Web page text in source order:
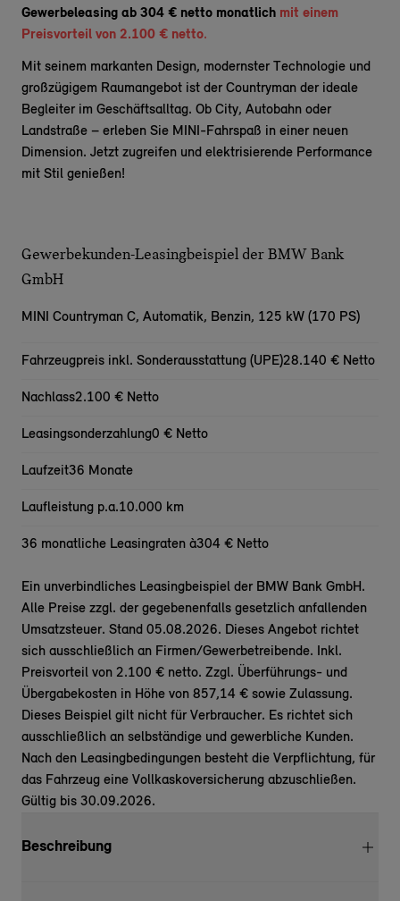
Gewerbeleasing ab 304 € netto monatlich mit einem
Preisvorteil von 2.100 € netto.
Mit seinem markanten Design, modernster Technologie und
großzügigem Raumangebot ist der Countryman der ideale
Begleiter im Geschäftsalltag. Ob City, Autobahn oder
Landstraße – erleben Sie MINI-Fahrspaß in einer neuen
Dimension. Jetzt zugreifen und elektrisierende Performance
mit Stil genießen!
Gewerbekunden-Leasingbeispiel der BMW Bank
GmbH
MINI Countryman C, Automatik, Benzin, 125 kW (170 PS)
Fahrzeugpreis inkl. Sonderausstattung (UPE)28.140 € Netto
Nachlass2.100 € Netto
Leasingsonderzahlung0 € Netto
Laufzeit36 Monate
Laufleistung p.a.10.000 km
36 monatliche Leasingraten à304 € Netto
Ein unverbindliches Leasingbeispiel der BMW Bank GmbH.
Alle Preise zzgl. der gegebenenfalls gesetzlich anfallenden
Umsatzsteuer. Stand 05.08.2026. Dieses Angebot richtet
sich ausschließlich an Firmen/Gewerbetreibende. Inkl.
Preisvorteil von 2.100 € netto. Zzgl. Überführungs- und
Übergabekosten in Höhe von 857,14 € sowie Zulassung.
Dieses Beispiel gilt nicht für Verbraucher. Es richtet sich
ausschließlich an selbständige und gewerbliche Kunden.
Nach den Leasingbedingungen besteht die Verpflichtung, für
das Fahrzeug eine Vollkaskoversicherung abzuschließen.
Gültig bis 30.09.2026.
Beschreibung